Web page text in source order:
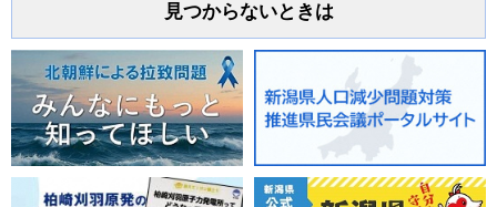
見つからないときは